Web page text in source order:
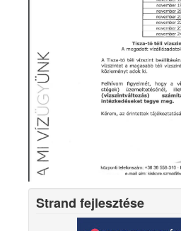
Strand fejlesztése